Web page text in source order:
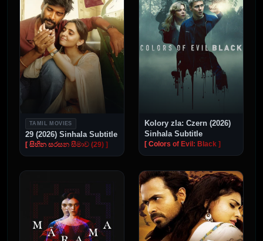
TAMIL MOVIES
29 (2026) Sinhala Subtitle
[ සිහින සරසන සීමාව (29) ]
Kolory zla: Czern (2026)
Sinhala Subtitle
[ Colors of Evil: Black ]